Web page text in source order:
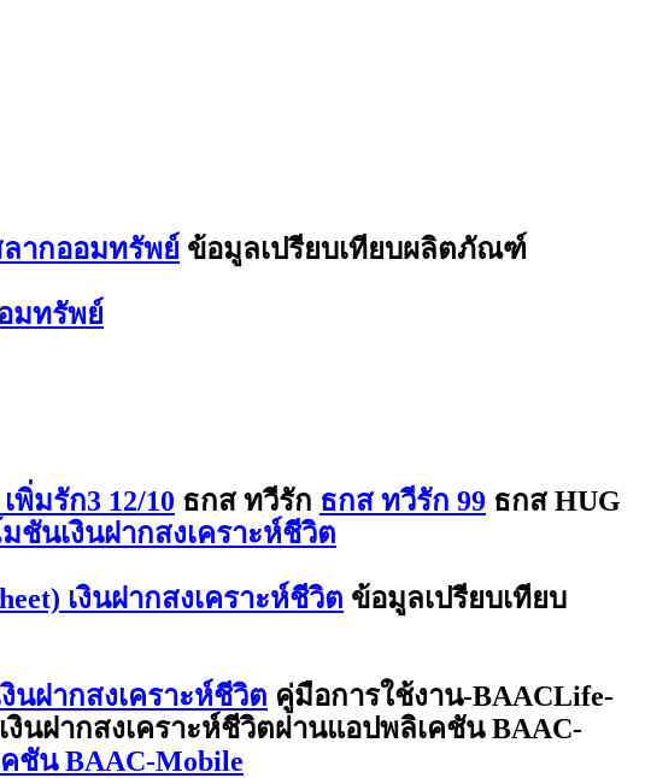
ากออมทรัพย์ ข้อมูลเปรียบเทียบผลิตภัณฑ์
มทรัพย์
พิ่มรัก3 12/10 ธกส ทวีรัก ธกส ทวีรัก 99 ธกส HUG
ชันเงินฝากสงเคราะห์ชีวิต
เงินฝากสงเคราะห์ชีวิต ข้อมูลเปรียบเทียบ
นฝากสงเคราะห์ชีวิต คู่มือการใช้งาน-BAACLife-
นฝากสงเคราะห์ชีวิตผ่านแอปพลิเคชัน BAAC-
ชัน BAAC-Mobile